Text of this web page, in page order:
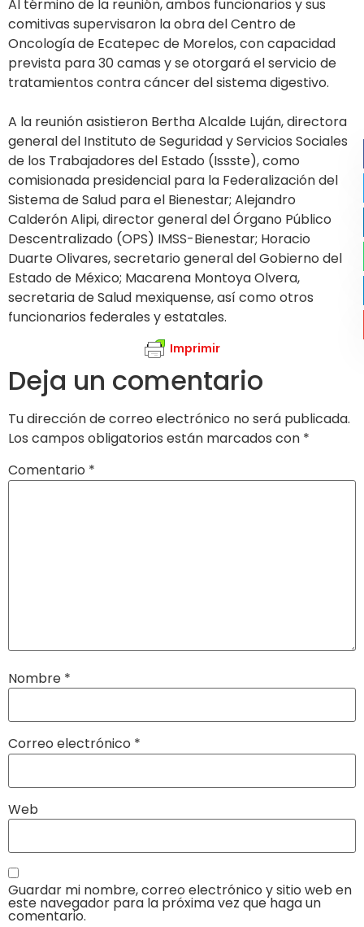
Al término de la reunión, ambos funcionarios y sus
comitivas supervisaron la obra del Centro de
Oncología de Ecatepec de Morelos, con capacidad
prevista para 30 camas y se otorgará el servicio de
tratamientos contra cáncer del sistema digestivo.
A la reunión asistieron Bertha Alcalde Luján, directora
general del Instituto de Seguridad y Servicios Sociales
de los Trabajadores del Estado (Issste), como
comisionada presidencial para la Federalización del
Sistema de Salud para el Bienestar; Alejandro
Calderón Alipi, director general del Órgano Público
Descentralizado (OPS) IMSS-Bienestar; Horacio
Duarte Olivares, secretario general del Gobierno del
Estado de México; Macarena Montoya Olvera,
secretaria de Salud mexiquense, así como otros
funcionarios federales y estatales.
Imprimir
Deja un comentario
Tu dirección de correo electrónico no será publicada.
Los campos obligatorios están marcados con *
Comentario *
Nombre *
Correo electrónico *
Web
Guardar mi nombre, correo electrónico y sitio web en
este navegador para la próxima vez que haga un
comentario.